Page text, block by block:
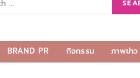
BRAND PR กิจกรรม ภาพข่าว